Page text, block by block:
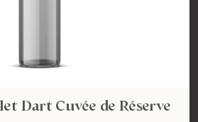
Dart Cuvée de Réserve